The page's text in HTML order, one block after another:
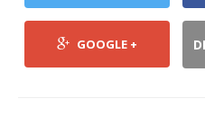
GOOGLE +